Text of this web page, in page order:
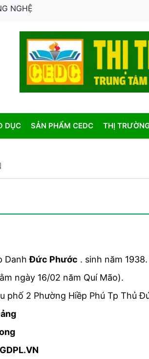
NGHỆ
DỤC SẢN PHẨM CEDC THỊ
DanhĐức Phước . sinh năm
ngày 16/02 năm Quí Mão).
phố 2 Phường Hiềp Phú Tp Thủ
GDPL.VN